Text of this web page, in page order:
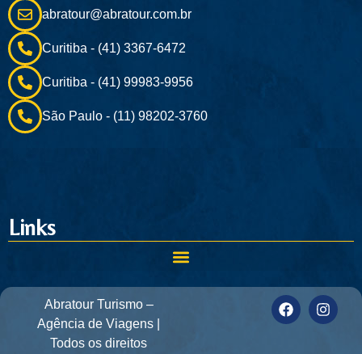
abratour@abratour.com.br
Curitiba - (41) 3367-6472
Curitiba - (41) 99983-9956
São Paulo - (11) 98202-3760
Links
Abratour Turismo –
Agência de Viagens |
Todos os direitos